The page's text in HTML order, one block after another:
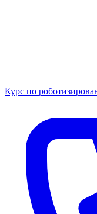
Курс по